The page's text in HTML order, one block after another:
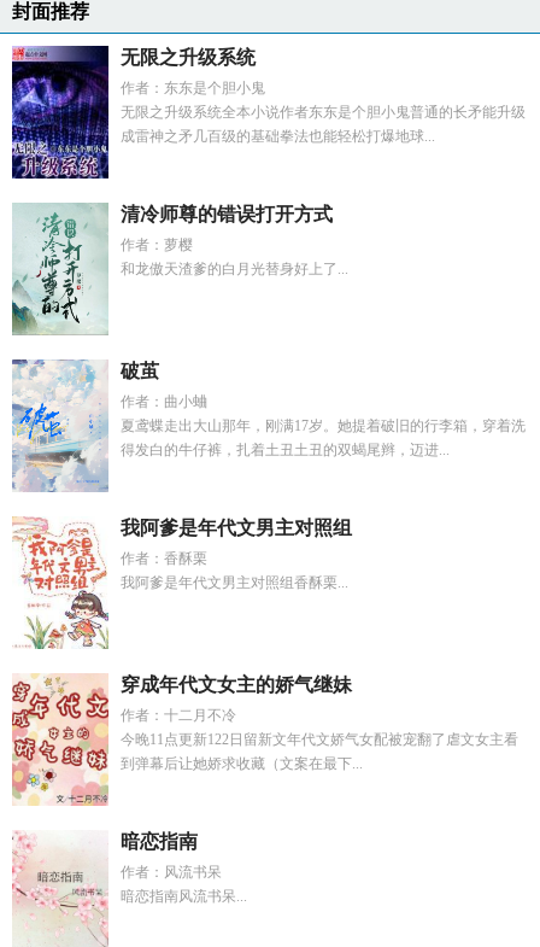
封面推荐
无限之升级系统
作者：东东是个胆小鬼
无限之升级系统全本小说作者东东是个胆小鬼普通的长矛能升级
成雷神之矛几百级的基础拳法也能轻松打爆地球...
清冷师尊的错误打开方式
作者：萝樱
和龙傲天渣爹的白月光替身好上了...
破茧
作者：曲小蛐
夏鸢蝶走出大山那年，刚满17岁。她提着破旧的行李箱，穿着洗
得发白的牛仔裤，扎着土丑土丑的双蝎尾辫，迈进...
我阿爹是年代文男主对照组
作者：香酥栗
我阿爹是年代文男主对照组香酥栗...
穿成年代文女主的娇气继妹
作者：十二月不冷
今晚11点更新122日留新文年代文娇气女配被宠翻了虐文女主看
到弹幕后让她娇求收藏（文案在最下...
暗恋指南
作者：风流书呆
暗恋指南风流书呆...